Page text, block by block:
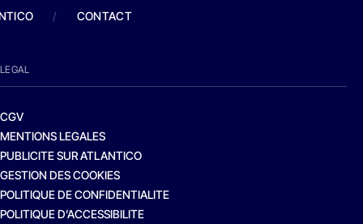
/ CONTACT
LEGAL
CGV
MENTIONS LEGALES
PUBLICITE SUR ATLANTICO
GESTION DES COOKIES
POLITIQUE DE CONFIDENTIALITE
POLITIQUE D’ACCESSIBILITE